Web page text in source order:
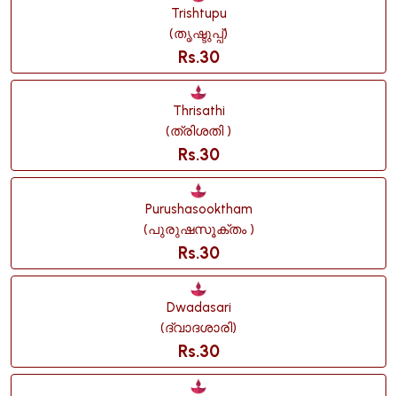
Trishtupu
(തൃഷ്ടുപ്പ്)
Rs.30
Thrisathi
(ത്രിശതി )
Rs.30
Purushasooktham
(പുരുഷസൂക്തം )
Rs.30
Dwadasari
(ദ്വാദശാരി)
Rs.30